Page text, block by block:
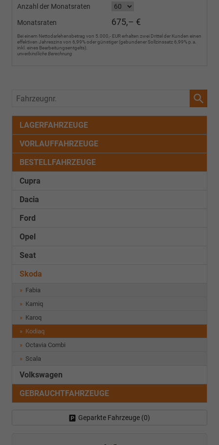
Anzahl der Monatsraten
Monatsraten 675,– €
Bei einem Nettodarlehensbetrag von 5.000,- EUR erhalten zwei Drittel der Kunden einen
effektiven Jahreszins von 6,99% oder günstiger (gebundener Sollzinssatz 6,99% p.a.
inkl. eines Bearbeitungsentgelts).
unverbindliche Berechnung
Fahrzeugnr.
LAGERFAHRZEUGE
VORLAUFFAHRZEUGE
BESTELLFAHRZEUGE
Cupra
Dacia
Ford
Opel
Seat
Skoda
Fabia
Kamiq
Karoq
Kodiaq
Octavia Combi
Scala
Volkswagen
GEBRAUCHTFAHRZEUGE
Geparkte Fahrzeuge (0)